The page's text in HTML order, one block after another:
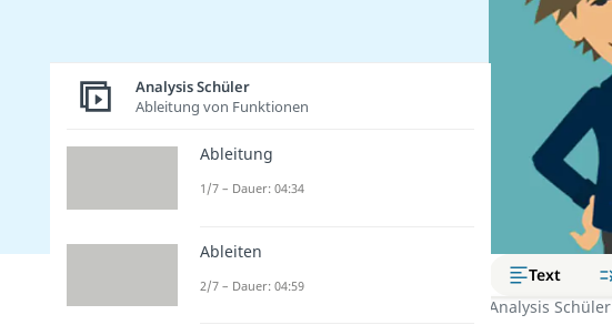
Text
Analysis Schüler
Analysis Schüler
Ableitung von Funktionen
Ableitung
1/7 – Dauer: 04:34
Ableiten
2/7 – Dauer: 04:59